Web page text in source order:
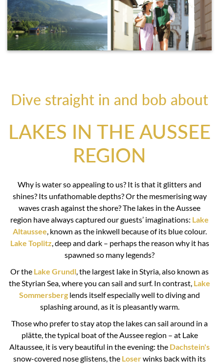
Dive straight in and bob about
LAKES IN THE AUSSEE
REGION
Why is water so appealing to us? It is that it glitters and
shines? Its unfathomable depths? Or the mesmerising way
waves crash against the shore? The lakes in the Aussee
region have always captured our guests’ imaginations: Lake
Altaussee, known as the inkwell because of its blue colour.
Lake Toplitz, deep and dark – perhaps the reason why it has
spawned so many legends?
Or the Lake Grundl, the largest lake in Styria, also known as
the Styrian Sea, where you can sail and surf. In contrast, Lake
Sommersberg lends itself especially well to diving and
splashing around, as it is pleasantly warm.
Those who prefer to stay atop the lakes can sail around in a
plätte, the typical boat of the Aussee region – at Lake
Altaussee, it is very beautiful in the evening: the Dachstein's
snow-covered nose glistens, the Loserwinks back with its